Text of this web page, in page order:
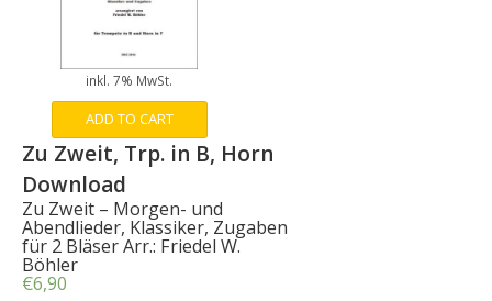
inkl. 7% MwSt.
ADD TO CART
Zu Zweit, Trp. in B, Horn
Download
Zu Zweit – Morgen- und
Abendlieder, Klassiker, Zugaben
für 2 Bläser Arr.: Friedel W.
Böhler
€6,90